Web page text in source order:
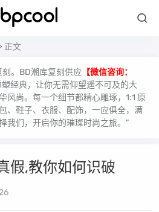
正文
。BD潮库复刻供应 【微信咨询：
经典，让你无需仰望遥不可及的大
风尚。每一个细节都精心雕琢，1:1 原
、鞋子、衣服、配饰，一应俱全，满
我们，开启你的璀璨时尚之旅。”
假,教你如何识破